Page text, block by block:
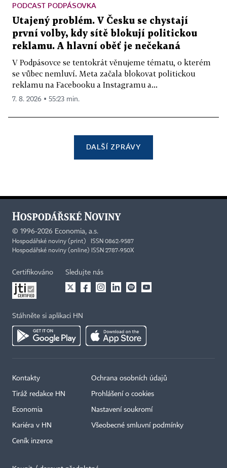
PODCAST PODPÁSOVKA
Utajený problém. V Česku se chystají
první volby, kdy sítě blokují politickou
reklamu. A hlavní oběť je nečekaná
V Podpásovce se tentokrát věnujeme tématu, o kterém
se vůbec nemluví. Meta začala blokovat politickou
reklamu na Facebooku a Instagramu a...
7. 8. 2026 ▪ 55:23 min.
DALŠÍ ZPRÁVY
© 1996-2026 Economia, a.s.
Hospodářské noviny (print) ISSN 0862-9587
Hospodářské noviny (online) ISSN 2787-950X
Certifikováno Sledujte nás
Stáhněte si aplikaci HN
Kontakty
Tiráž redakce HN
Economia
Kariéra v HN
Ceník inzerce
Ochrana osobních údajů
Prohlášení o cookies
Nastavení soukromí
Všeobecné smluvní podmínky